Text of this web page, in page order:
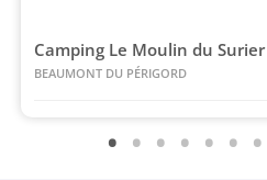
Camping Le Moulin du Surier
BEAUMONT DU PÉRIGORD